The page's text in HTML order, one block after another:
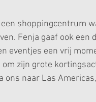
shoppingcentrum
Fenja gaaf ook een
eventjes een vrij
zijn grote
naar Las